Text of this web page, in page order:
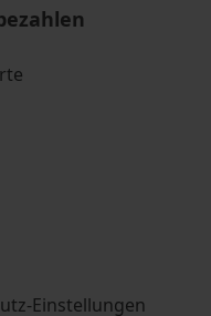
Einstellungen